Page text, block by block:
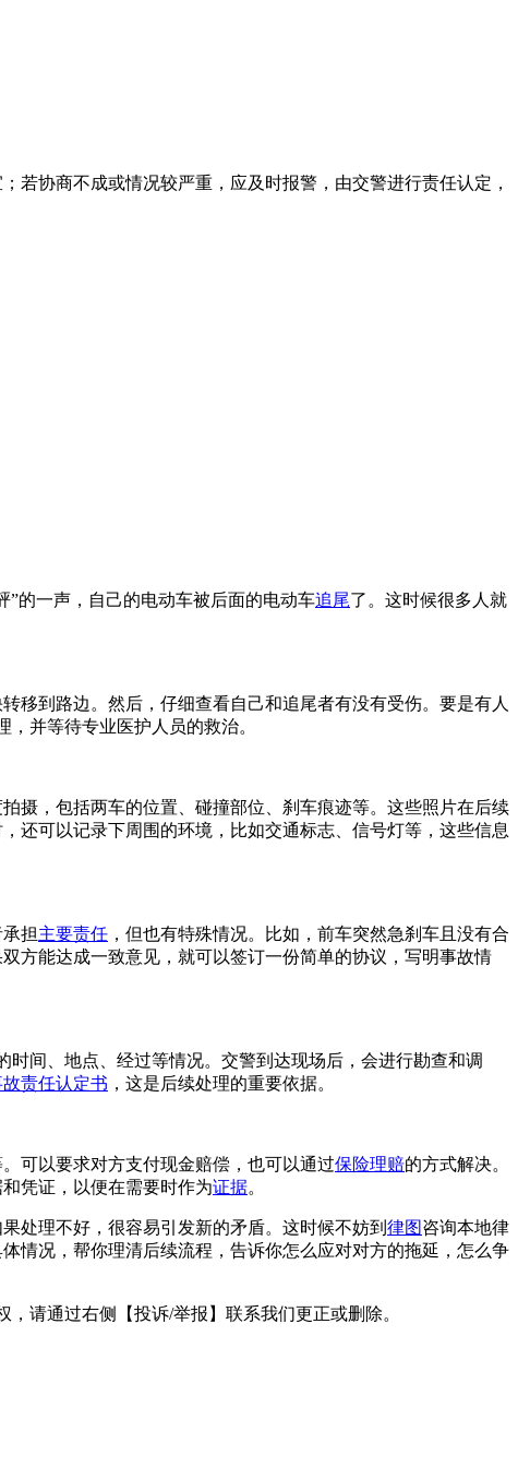
若协商不成或情况较严重，应及时报警，由交警进行责任认定，
的一声，自己的电动车被后面的电动车追尾了。这时候很多人就
移到路边。然后，仔细查看自己和追尾者有没有受伤。要是有人
并等待专业医护人员的救治。
摄，包括两车的位置、碰撞部位、刹车痕迹等。这些照片在后续
还可以记录下周围的环境，比如交通标志、信号灯等，这些信息
担主要责任 ，但也有特殊情况。比如，前车突然急刹车且没有合
方能达成一致意见，就可以签订一份简单的协议，写明事故情
时间、地点、经过等情况。交警到达现场后，会进行勘查和调
故责任认定书 ，这是后续处理的重要依据。
。可以要求对方支付现金赔偿，也可以通过保险理赔的方式解决。
凭证，以便在需要时作为证据。
处理不好，很容易引发新的矛盾。这时候不妨到 律图咨询本地律
情况，帮你理清后续流程，告诉你怎么应对对方的拖延，怎么争
请通过右侧【投诉/举报】联系我们更正或删除。